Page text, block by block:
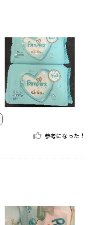
参考になった！